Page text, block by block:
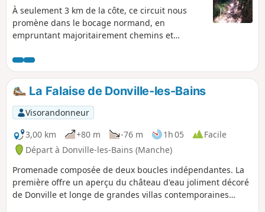
Mont-Saint-Michel.
À seulement 3 km de la côte, ce circuit nous
promène dans le bocage normand, en
empruntant majoritairement chemins et
La Falaise de Donville-les-Bains
Visorandonneur
3,00 km
+80 m -76 m 1h 05
Facile
Départ à Donville-les-Bains (Manche)
Promenade composée de deux boucles indépendantes. La
première offre un aperçu du château d'eau joliment décoré
de Donville et longe de grandes villas contemporaines